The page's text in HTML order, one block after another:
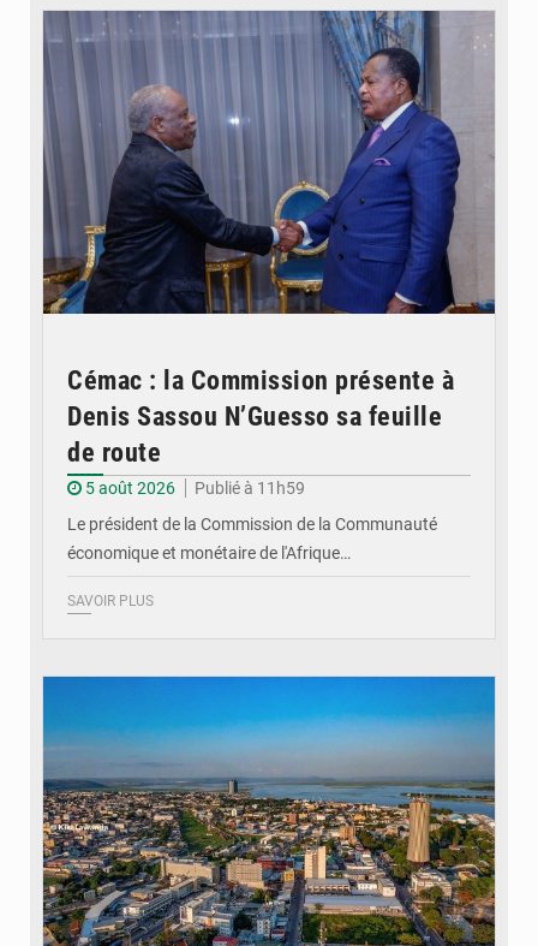
Cémac : la Commission présente à
Denis Sassou N’Guesso sa feuille
de route
5 août 2026
Publié à 11h59
Le président de la Commission de la Communauté
économique et monétaire de l'Afrique…
SAVOIR PLUS